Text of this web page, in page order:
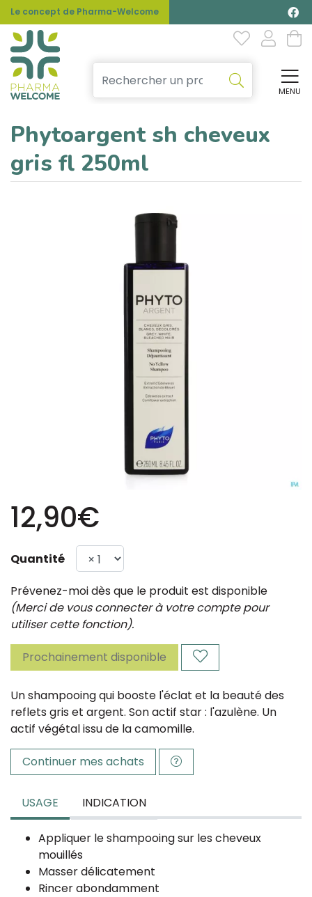
Le concept de Pharma-Welcome
MENU
Phytoargent sh cheveux
gris fl 250ml
12,90€
Quantité
Prévenez-moi dès que le produit est disponible
(Merci de vous connecter à votre compte pour
utiliser cette fonction).
Prochainement disponible
Un shampooing qui booste l'éclat et la beauté des
reflets gris et argent. Son actif star : l'azulène. Un
actif végétal issu de la camomille.
Continuer mes achats
USAGE INDICATION
Appliquer le shampooing sur les cheveux
mouillés
Masser délicatement
Rincer abondamment